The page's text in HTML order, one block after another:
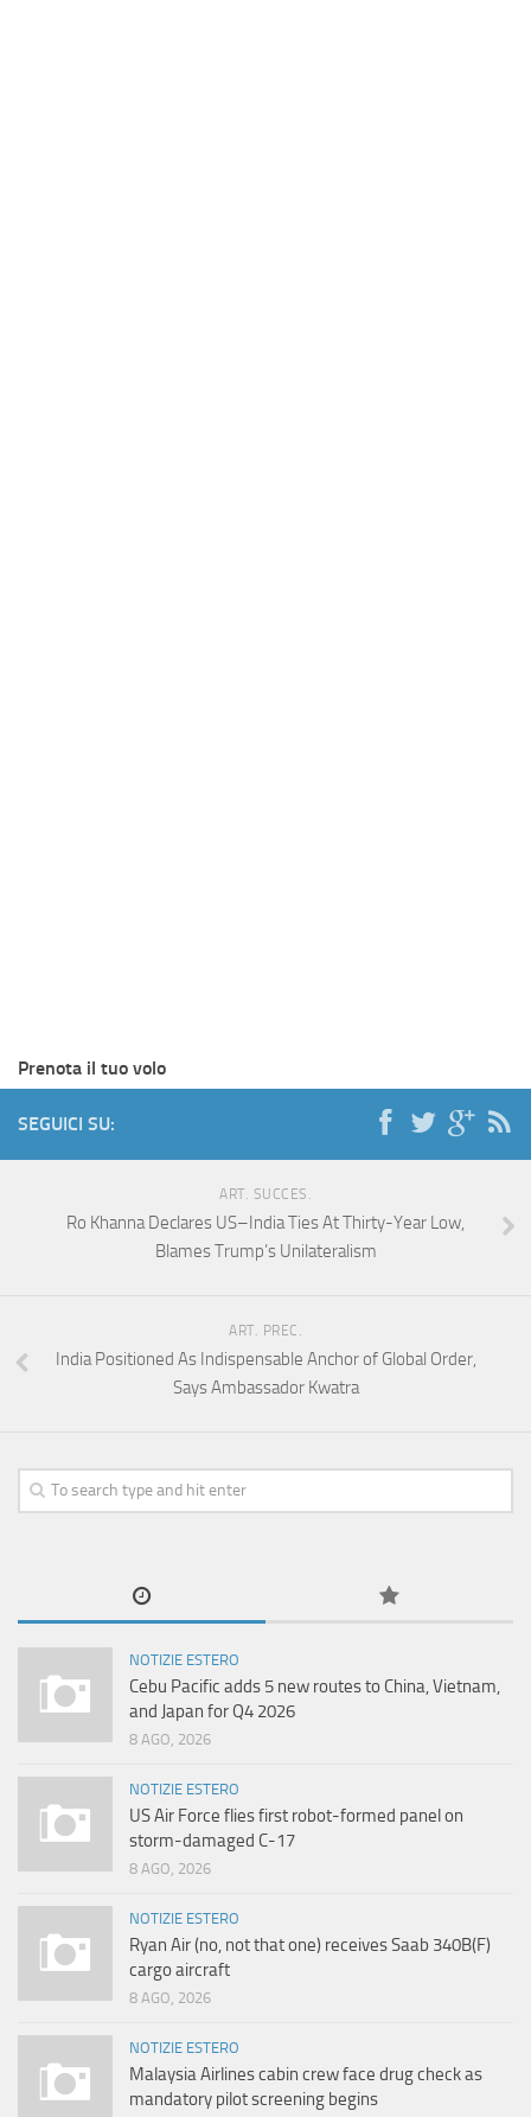
Prenota il tuo volo
SEGUICI SU:
ART. SUCCES.
Ro Khanna Declares US–India Ties At Thirty-Year Low,
Blames Trump’s Unilateralism
ART. PREC.
India Positioned As Indispensable Anchor of Global Order,
Says Ambassador Kwatra
NOTIZIE ESTERO
Cebu Pacific adds 5 new routes to China, Vietnam,
and Japan for Q4 2026
8 AGO, 2026
NOTIZIE ESTERO
US Air Force flies first robot-formed panel on
storm-damaged C-17
8 AGO, 2026
NOTIZIE ESTERO
Ryan Air (no, not that one) receives Saab 340B(F)
cargo aircraft
8 AGO, 2026
NOTIZIE ESTERO
Malaysia Airlines cabin crew face drug check as
mandatory pilot screening begins